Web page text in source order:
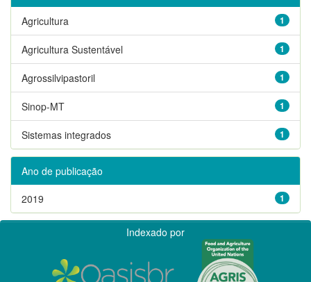
1
Agricultura
1
Agricultura Sustentável
1
Agrossilvipastoril
1
Sinop-MT
1
Sistemas integrados
Ano de publicação
1
2019
Indexado por